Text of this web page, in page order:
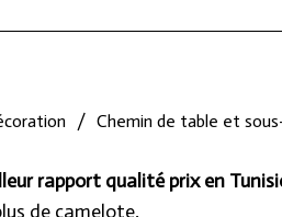
/ Chemin de table et
rapport qualité prix en
de camelote.